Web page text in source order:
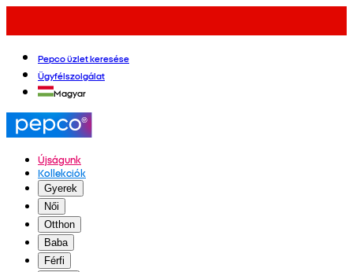
Pepco üzlet keresése
Ügyfélszolgálat
Magyar
Újságunk
Kollekciók
Gyerek
Női
Otthon
Baba
Férfi